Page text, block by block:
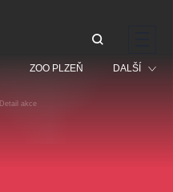
ZOO PLZEŇ DALŠÍ
Detail akce